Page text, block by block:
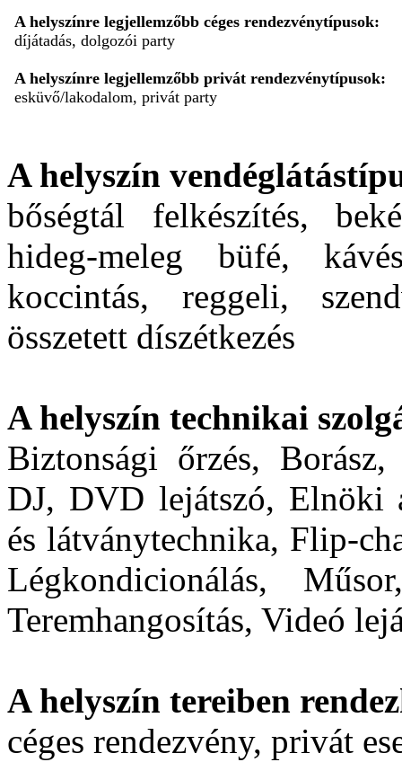
A helyszínre legjellemzőbb céges rendezvénytípusok:
díjátadás, dolgozói party
A helyszínre legjellemzőbb privát rendezvénytípusok:
esküvő/lakodalom, privát party
A helyszín
bőségtál felkészítés,
hideg-meleg büfé,
koccintás, reggeli,
összetett díszétkezés
A helyszín technikai
Biztonsági őrzés,
DJ, DVD lejátszó, Elnöki
és látványtechnika, Flip-
Légkondicionálás,
Teremhangosítás, Videó
A helyszín tereiben
céges rendezvény, privát